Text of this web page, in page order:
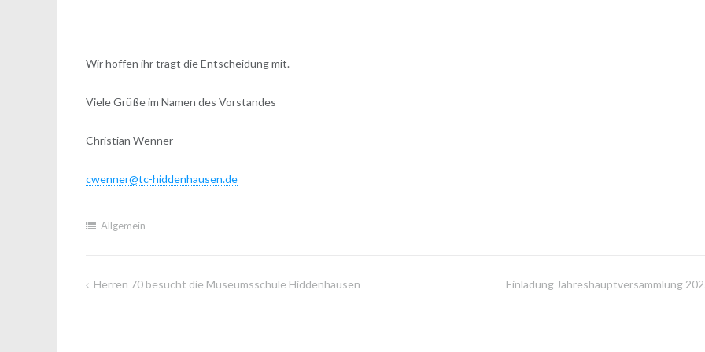
Wir hoffen ihr tragt die Entscheidung mit.
Viele Grüße im Namen des Vorstandes
Christian Wenner
cwenner@tc-hiddenhausen.de
Allgemein
Beitragsnavigation
Herren 70 besucht die Museumsschule Hiddenhausen Einladung Jahreshauptversammlung